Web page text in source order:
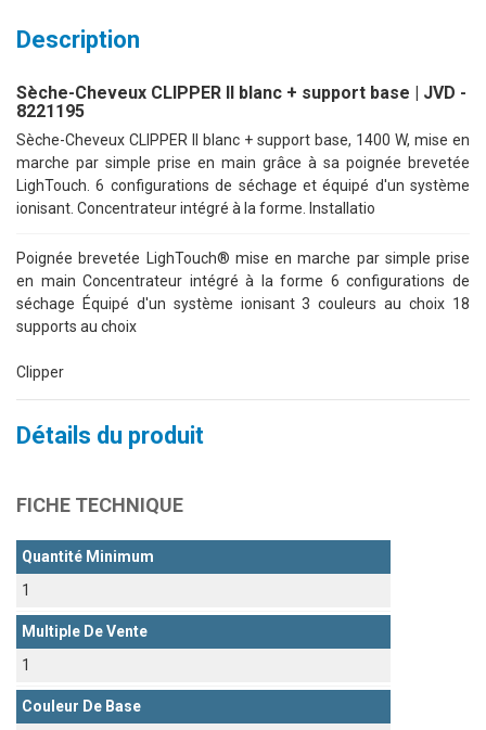
Description
Sèche-Cheveux CLIPPER II blanc + support base | JVD -
8221195
Sèche-Cheveux CLIPPER II blanc + support base, 1400 W, mise en
marche par simple prise en main grâce à sa poignée brevetée
LighTouch. 6 configurations de séchage et équipé d'un système
ionisant. Concentrateur intégré à la forme. Installatio
Poignée brevetée LighTouch® mise en marche par simple prise
en main Concentrateur intégré à la forme 6 configurations de
séchage Équipé d'un système ionisant 3 couleurs au choix 18
supports au choix
Clipper
Détails du produit
FICHE TECHNIQUE
Quantité Minimum
1
Multiple De Vente
1
Couleur De Base